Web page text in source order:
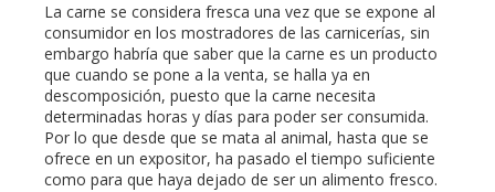
La carne se considera fresca una vez que se expone al
consumidor en los mostradores de las carnicerías, sin
embargo habría que saber que la carne es un producto
que cuando se pone a la venta, se halla ya en
descomposición, puesto que la carne necesita
determinadas horas y días para poder ser consumida.
Por lo que desde que se mata al animal, hasta que se
ofrece en un expositor, ha pasado el tiempo suficiente
como para que haya dejado de ser un alimento fresco.